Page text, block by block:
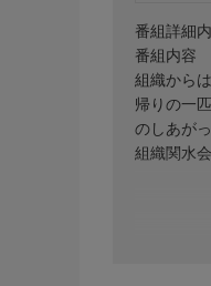
番組詳細
番組内容
組織から
帰りの一
のしあが
組織関水